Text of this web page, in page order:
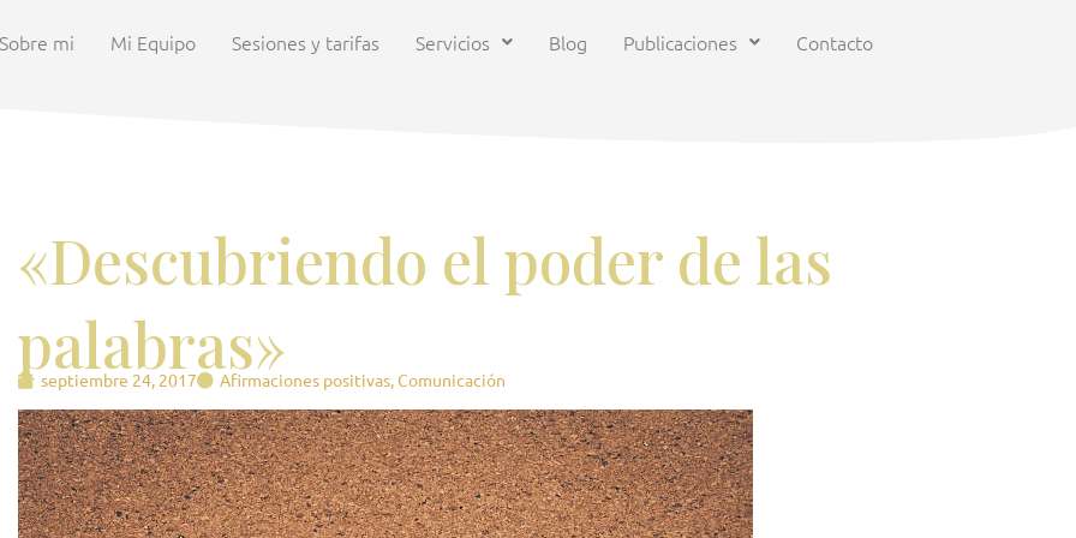
Sobre mi Mi Equipo Sesiones y tarifas Servicios Blog Publicaciones Contacto
«Descubriendo el poder de las
palabras»
septiembre 24, 2017 Afirmaciones positivas,Comunicación